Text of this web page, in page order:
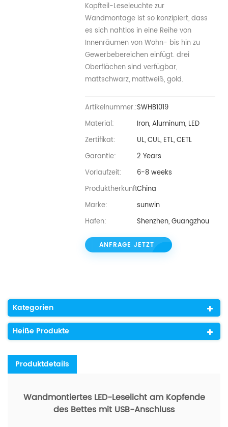
Kopfteil-Leseleuchte zur
Wandmontage ist so konzipiert, dass
es sich nahtlos in eine Reihe von
Innenräumen von Wohn- bis hin zu
Gewerbebereichen einfügt. drei
Oberflächen sind verfügbar,
mattschwarz, mattweiß, gold.
Artikelnummer.:SWHB1019
Material:
Iron, Aluminum, LED
Zertifikat:
UL, CUL, ETL, CETL
Garantie:
2 Years
Vorlaufzeit:
6-8 weeks
Produktherkunft:China
Marke:
sunwin
Hafen:
Shenzhen, Guangzhou
ANFRAGE JETZT
Kategorien
Heiße Produkte
Produktdetails
Wandmontiertes LED-Leselicht am Kopfende
des Bettes mit USB-Anschluss